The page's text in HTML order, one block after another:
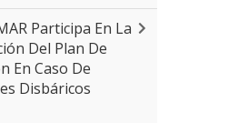
Participa En La
Del Plan De
En Caso De
Disbáricos